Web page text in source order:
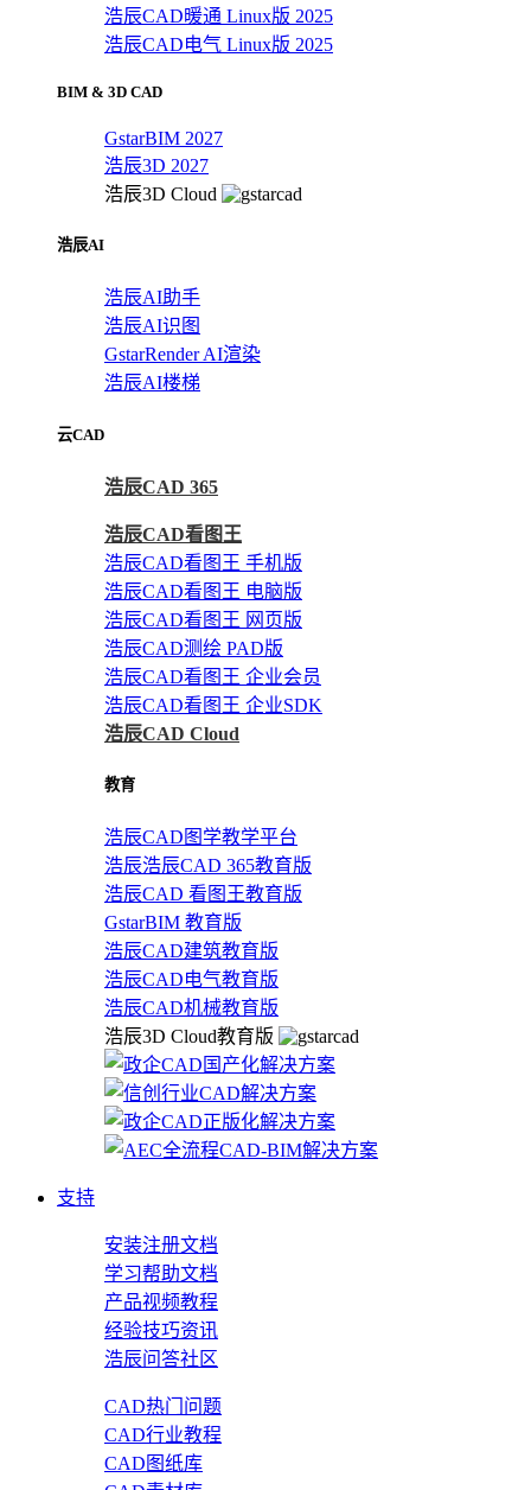
浩辰CAD暖通 Linux版 2025
浩辰CAD电气 Linux版 2025
BIM & 3D CAD
GstarBIM 2027
浩辰3D 2027
浩辰3D Cloud
浩辰AI
浩辰AI助手
浩辰AI识图
GstarRender AI渲染
浩辰AI楼梯
云CAD
浩辰CAD 365
浩辰CAD看图王
浩辰CAD看图王 手机版
浩辰CAD看图王 电脑版
浩辰CAD看图王 网页版
浩辰CAD测绘 PAD版
浩辰CAD看图王 企业会员
浩辰CAD看图王 企业SDK
浩辰CAD Cloud
教育
浩辰CAD图学教学平台
浩辰浩辰CAD 365教育版
浩辰CAD 看图王教育版
GstarBIM 教育版
浩辰CAD建筑教育版
浩辰CAD电气教育版
浩辰CAD机械教育版
浩辰3D Cloud教育版
支持
安装注册文档
学习帮助文档
产品视频教程
经验技巧资讯
浩辰问答社区
CAD热门问题
CAD行业教程
CAD图纸库